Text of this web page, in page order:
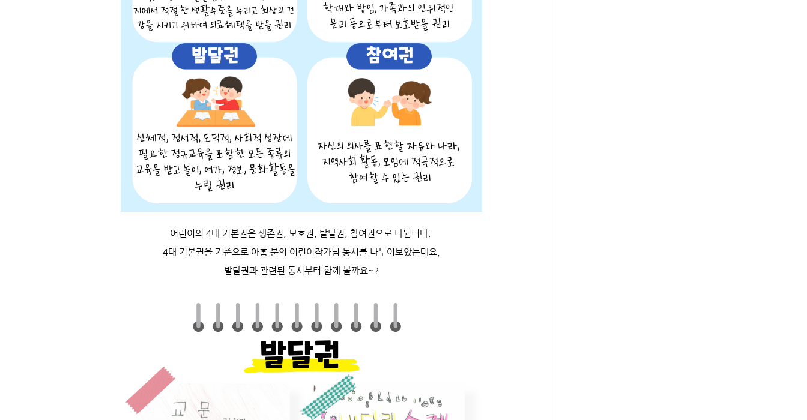
어린이의 4대 기본권은 생존권, 보호권, 발달권, 참여권 으로 나뉩니다.
4대 기본권을 기준으로 아홉 분의 어린이작가님 동시를 나누어보았는데요,
발달권과 관련된 동시부터 함께 볼까요~?